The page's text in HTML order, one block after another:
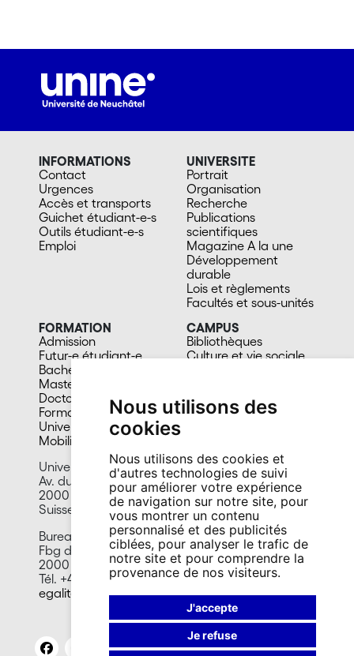
Nous utilisons des
cookies
Nous utilisons des cookies et
d'autres technologies de suivi
pour améliorer votre expérience
de navigation sur notre site, pour
vous montrer un contenu
personnalisé et des publicités
ciblées, pour analyser le trafic de
notre site et pour comprendre la
provenance de nos visiteurs.
J'accepte
Je refuse
INFORMATIONS
Contact
Urgences
Accès et transports
Guichet étudiant-e-s
Outils étudiant-e-s
Emploi
UNIVERSITE
Portrait
Organisation
Recherche
Publications
scientifiques
Magazine A la une
Développement
durable
Lois et règlements
Facultés et sous-unités
FORMATION
Admission
Futur-e étudiant-e
Bachelors
Masters
Doctorat
Formation continue
Université du 3e âge
Mobilité
CAMPUS
Bibliothèques
Culture et vie sociale
Cafétérias
En images
Université de Neuchâtel
Av. du 1er-Mars 26
2000 Neuchâtel
Suisse
Bureau égalité et diversité
Fbg de l’Hôpital 106
2000 Neuchâtel
Tél. +41 32 718 10 59
egalite.diversite@unine.ch